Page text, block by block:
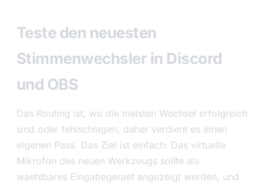
Teste den neuesten
Stimmenwechsler in Discord
und OBS
Das Routing ist, wo die meisten Wechsel erfolgreich
sind oder fehlschlagen, daher verdient es einen
eigenen Pass. Das Ziel ist einfach: Das virtuelle
Mikrofon des neuen Werkzeugs sollte als
waehlbares Eingabegeraet angezeigt werden, und